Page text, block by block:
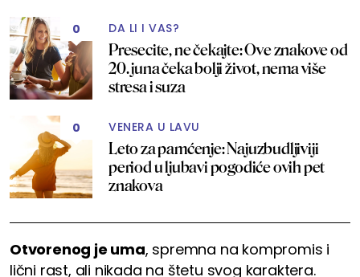
0 DA LI I VAS?
Presecite, ne čekajte: Ove znakove od
20. juna čeka bolji život, nema više
stresa i suza
0 VENERA U LAVU
Leto za pamćenje: Najuzbudljiviji
period u ljubavi pogodiće ovih pet
znakova
Otvorenog je uma, spremna na kompromis i
lični rast, ali nikada na štetu svog karaktera.